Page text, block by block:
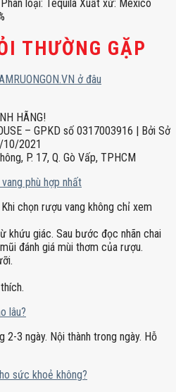
loại: Tequila Xuất xứ: Mexico
THƯỜNG GẶP
ở đâu
HÃNG!
– GPKD số 0317003916 | Bởi Sở
10/2021
P. 17, Q. Gò Vấp, TPHCM
phù hợp nhất
chọn rượu vang không chỉ xem
khứu giác. Sau bước đọc nhãn chai
đánh giá mùi thơm của rượu.
lâu?
2-3 ngày. Nội thành trong ngày. Hỗ
sức khoẻ không?